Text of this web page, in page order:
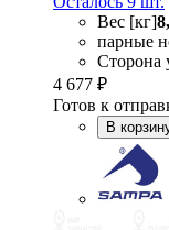
Вес [кг]
парные
Сторона
4 677 ₽
Готов к
В